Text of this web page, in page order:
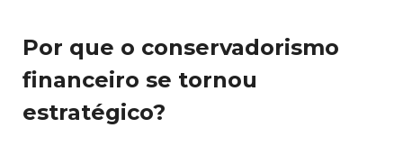
Por que o conservadorismo
financeiro se tornou
estratégico?